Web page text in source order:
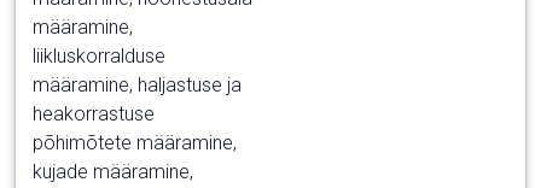
määramine,
liikluskorralduse
määramine, haljastuse ja
heakorrastuse
põhimõtete määramine,
kujade määramine,